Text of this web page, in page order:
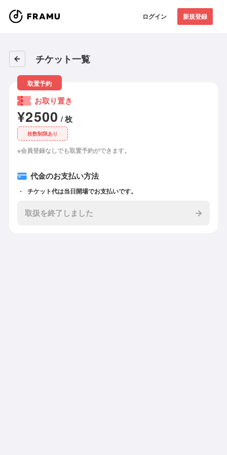
ログイン 新規登録
チケット一覧
取置予約
お取り置き
¥2500 / 枚
枚数制限あり
※会員登録なしでも取置予約ができます。
代金のお支払い方法
チケット代は当日開場でお支払いです。
取扱を終了しました